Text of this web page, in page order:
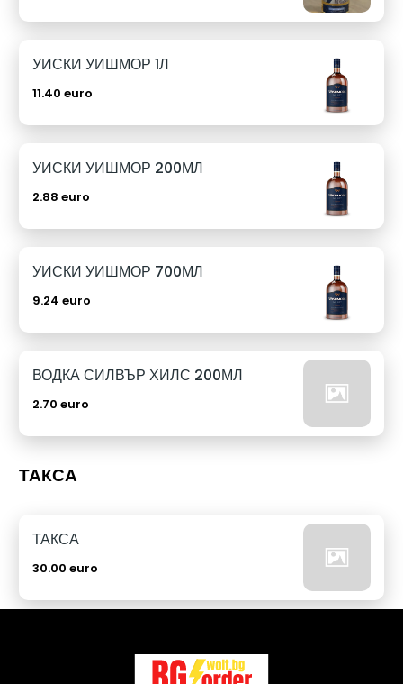
УИСКИ УИШМОР 1Л
11.40 euro
УИСКИ УИШМОР 200МЛ
2.88 euro
УИСКИ УИШМОР 700МЛ
9.24 euro
ВОДКА СИЛВЪР ХИЛС 200МЛ
2.70 euro
ТАКСА
ТАКСА
30.00 euro